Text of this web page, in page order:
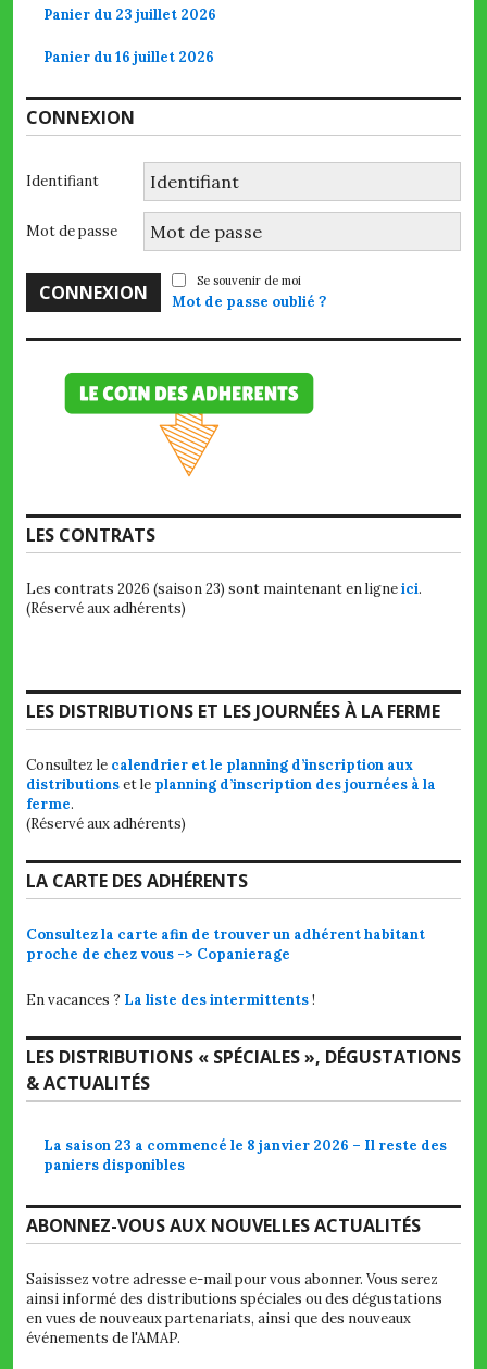
Panier du 23 juillet 2026
Panier du 16 juillet 2026
CONNEXION
Identifiant
Mot de passe
Se souvenir de moi
Mot de passe oublié ?
LES CONTRATS
Les contrats 2026 (saison 23) sont maintenant en ligneici.
(Réservé aux adhérents)
LES DISTRIBUTIONS ET LES JOURNÉES À LA FERME
Consultez le calendrier et le planning d’inscription aux
distributionset le planning d’inscription des journées à la
ferme.
(Réservé aux adhérents)
LA CARTE DES ADHÉRENTS
Consultez la carte afin de trouver un adhérent habitant
proche de chez vous -> Copanierage
En vacances ? La liste des intermittents!
LES DISTRIBUTIONS « SPÉCIALES », DÉGUSTATIONS
& ACTUALITÉS
La saison 23 a commencé le 8 janvier 2026 – Il reste des
paniers disponibles
ABONNEZ-VOUS AUX NOUVELLES ACTUALITÉS
Saisissez votre adresse e-mail pour vous abonner. Vous serez
ainsi informé des distributions spéciales ou des dégustations
en vues de nouveaux partenariats, ainsi que des nouveaux
événements de l'AMAP.